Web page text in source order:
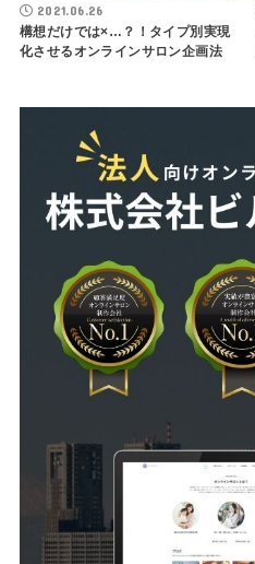
2021.06.26
構想だけでは×…？！タイプ別実現
化させるオンラインサロン企画法